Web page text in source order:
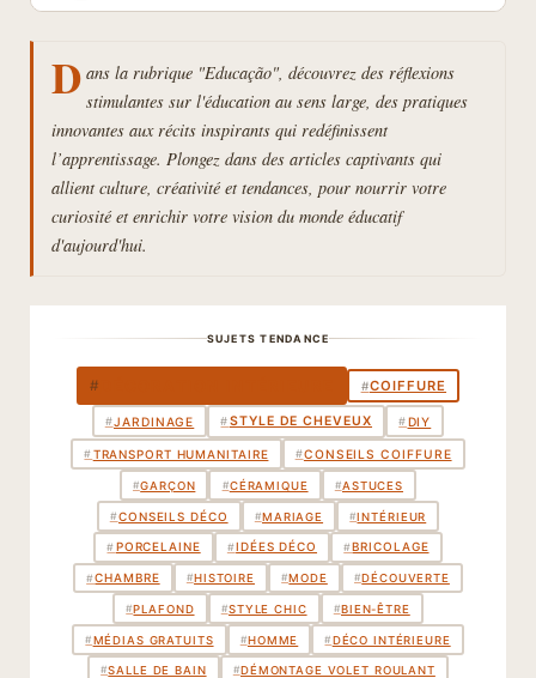
D ans la rubrique "Educação", découvrez des réflexions
stimulantes sur l'éducation au sens large, des pratiques
innovantes aux récits inspirants qui redéfinissent
l’apprentissage. Plongez dans des articles captivants qui
allient culture, créativité et tendances, pour nourrir votre
curiosité et enrichir votre vision du monde éducatif
d'aujourd'hui.
SUJETS TENDANCE
# #COIFFURE
#JARDINAGE #STYLE DE CHEVEUX #DIY
#TRANSPORT HUMANITAIRE #CONSEILS COIFFURE
#GARÇON #CÉRAMIQUE #ASTUCES
#CONSEILS DÉCO #MARIAGE #INTÉRIEUR
#PORCELAINE #IDÉES DÉCO #BRICOLAGE
#CHAMBRE #HISTOIRE #MODE #DÉCOUVERTE
#PLAFOND #STYLE CHIC #BIEN-ÊTRE
# MÉDIAS GRATUITS #HOMME # DÉCO INTÉRIEURE
#SALLE DE BAIN #DÉMONTAGE VOLET ROULANT